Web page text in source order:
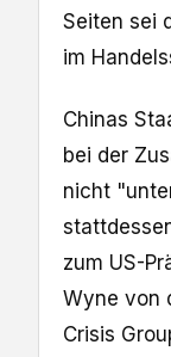
Seiten sei
im
Chinas
bei der
nicht
zum US-
Wyne von
Crisis